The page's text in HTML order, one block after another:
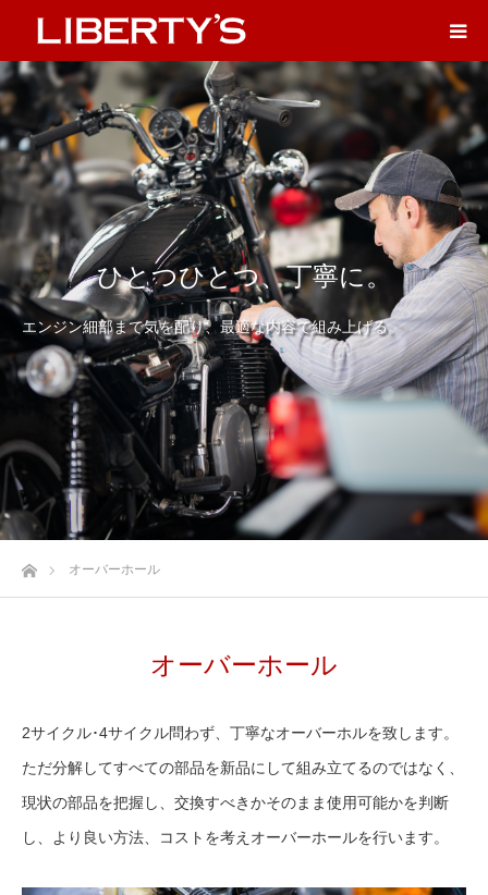
ひとつひとつ、丁寧に。
エンジン細部まで気を配り、最適な内容で組み上げる。
ホームオーバーホール
オーバーホール
2サイクル･4サイクル問わず、丁寧なオーバーホルを致します。
ただ分解してすべての部品を新品にして組み立てるのではなく、
現状の部品を把握し、交換すべきかそのまま使用可能かを判断
し、より良い方法、コストを考えオーバーホールを行います。